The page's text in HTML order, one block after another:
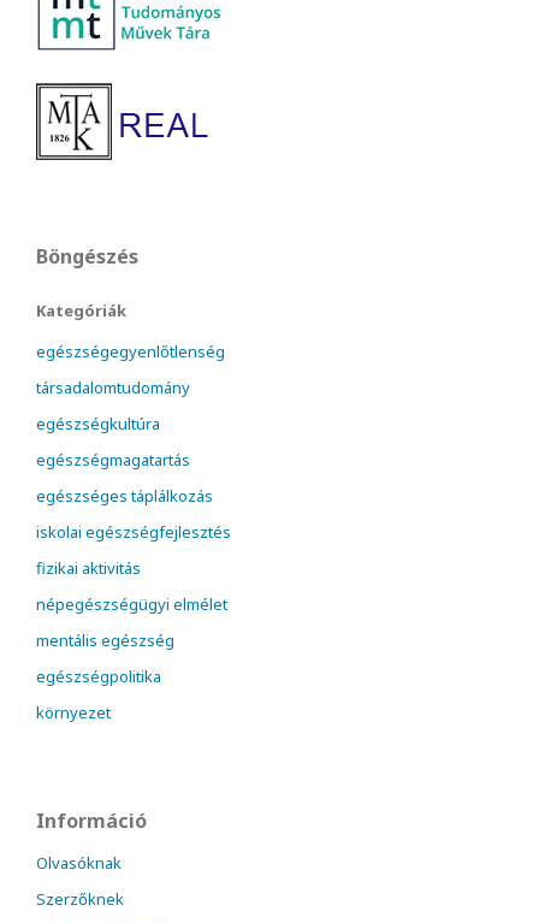
Böngészés
Kategóriák
egészségegyenlőtlenség
társadalomtudomány
egészségkultúra
egészségmagatartás
egészséges táplálkozás
iskolai egészségfejlesztés
fizikai aktivitás
népegészségügyi elmélet
mentális egészség
egészségpolitika
környezet
Információ
Olvasóknak
Szerzőknek